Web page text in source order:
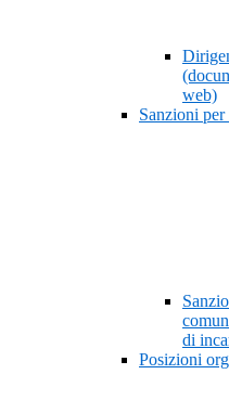
web)
Sanzioni
di
Posizioni